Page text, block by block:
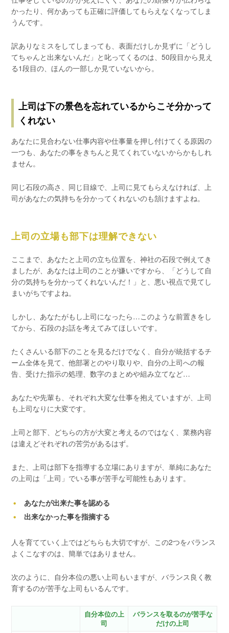
かったり、何かあっても正確に評価してもらえなくなってしま
うんです。
訳ありなミスをしてしまっても、表面だけしか見ずに「どうし
てちゃんと出来ないんだ」と叱ってくるのは、50段目から見え
る1段目の、ほんの一部しか見ていないから。
上司は下の景色を忘れているからこそ分かって
くれない
あなたに見合わない仕事内容や仕事量を押し付けてくる原因の
一つも、あなたの事をきちんと見てくれていないからかもしれ
ません。
同じ石段の高さ、同じ目線で、上司に見てもらえなければ、上
司があなたの気持ちを分かってくれないのも頷けますよね。
上司の立場も部下は理解できない
ここまで、あなたと上司の立ち位置を、神社の石段で例えてき
ましたが、あなたは上司のことが嫌いですから、「どうして自
分の気持ちを分かってくれないんだ！」と、悪い視点で見てし
まいがちですよね。
しかし、あなたがもし上司になったら…このような前置きをし
てから、石段のお話を考えてみてほしいです。
たくさんいる部下のことを見るだけでなく、自分が統括するチ
ーム全体を見て、他部署とのやり取りや、自分の上司への報
告、受けた指示の処理、数字のまとめや組み立てなど…
あなたや先輩も、それぞれ大変な仕事を抱えていますが、上司
も上司なりに大変です。
上司と部下、どちらの方が大変と考えるのではなく、業務内容
は違えどそれぞれの苦労があるはず。
また、上司は部下を指導する立場にありますが、単純にあなた
の上司は「上司」でいる事が苦手な可能性もあります。
あなたが出来た事を認める
出来なかった事を指摘する
人を育てていく上ではどちらも大切ですが、この2つをバランス
よくこなすのは、簡単ではありません。
次のように、自分本位の悪い上司もいますが、バランス良く教
育するのが苦手な上司もいるんです。
自分本位の上
司
バランスを取るのが苦手な
だけの上司